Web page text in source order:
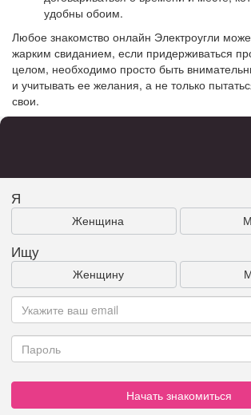
удобны обоим.
Любое знакомство онлайн Электроугли
жарким свиданием, если придерживаться
целом, необходимо просто быть
и учитывать ее желания, а не только
свои.
Я
Женщина
Ищу
Женщину
Начать знакомиться